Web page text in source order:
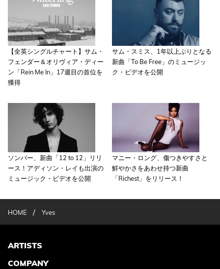
【全英シングルチャート】サム・
フェンダー＆オリヴィア・ディー
ン「Rein Me In」17週目の首位を
獲得
サム・スミス、1年以上ぶりとなる
新曲「To Be Free」のミュージッ
ク・ビデオを公開
ソンバー、新曲「12 to 12」リリ
ース！アディソン・レイも出演の
ミュージック・ビデオを公開
マニー・ロング、傷つきやすさと
鮮やかさをあわせ持つ新曲
「Richest」をリリース！
HOME / Yves
ARTISTS
COMPANY